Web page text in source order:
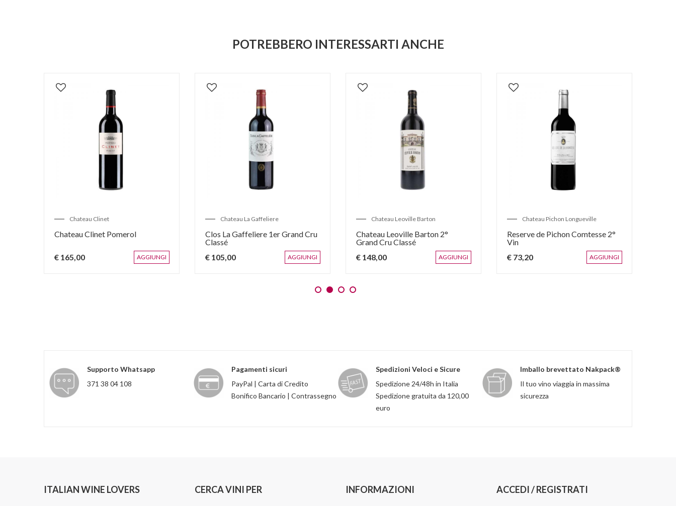
POTREBBERO INTERESSARTI ANCHE
AGGIUNGI
Chateau Clinet
Chateau Clinet Pomerol
€ 165,00 AGGIUNGI
Chateau La Gaffeliere
Clos La Gaffeliere 1er Grand Cru
Classé
€ 105,00
AGGIUNGI
Chateau Leoville Barton
Chateau Leoville Barton 2°
Grand Cru Classé
€ 148,00
AGGIUNGI
Chateau Pichon Longueville
Reserve de Pichon Comtesse 2°
Vin
€ 73,20
Supporto Whatsapp
371 38 04 108
Pagamenti sicuri
PayPal | Carta di Credito
Bonifico Bancario | Contrassegno
Spedizioni Veloci e Sicure
Spedizione 24/48h in Italia
Spedizione gratuita da 120,00
euro
Imballo brevettato Nakpack®
Il tuo vino viaggia in massima
sicurezza
ITALIAN WINE LOVERS CERCA VINI PER INFORMAZIONI ACCEDI / REGISTRATI